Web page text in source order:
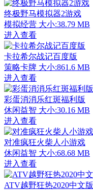
终极野马模拟器2游戏
模拟经营 大小:38.79 MB
进入查看
卡拉希尔战记百度版
策略卡牌 大小:861.6 MB
进入查看
彩蛋消消乐红斑福利版
休闲益智 大小:30.16 MB
进入查看
对准疯狂火柴人小游戏
休闲益智 大小:68.68 MB
进入查看
ATV越野狂热2020中文版